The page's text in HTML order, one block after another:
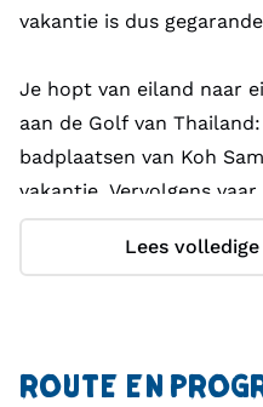
vakantie is dus
Je hopt van eiland naar
aan de Golf van
badplaatsen van Koh
vakantie. Vervolgens
Phangan en Koh Tao
omzoomd met
Dan door naar de
Lees
ROUTE EN